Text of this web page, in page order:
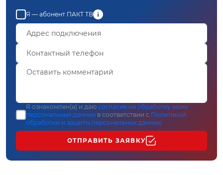
Я — абонент ПАКТ ТВ
Я ознакомлен(а) и даю согласие на обработку моих
персональных данных в соответствии с Политикой
обработки и защиты персональных данных
ОТПРАВИТЬ ЗАЯВКУ